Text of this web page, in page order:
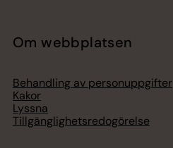
Om webbplatsen
Behandling av personuppgifter
Kakor
Lyssna
Tillgänglighetsredogörelse